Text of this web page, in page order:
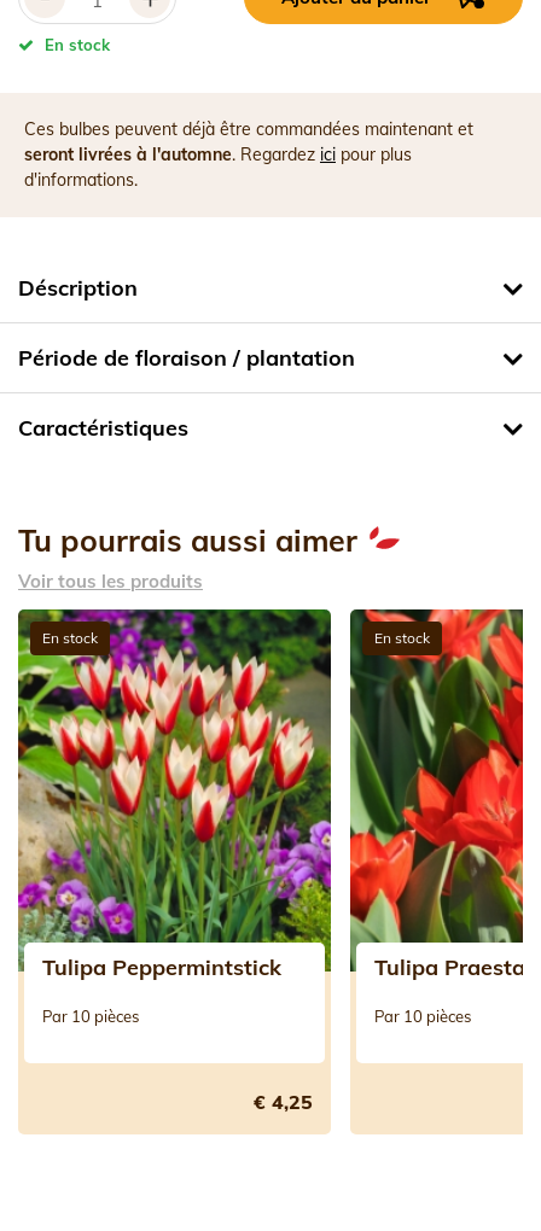
En stock
Ces bulbes peuvent déjà être commandées maintenant et
seront livrées à l'automne. Regardez ici pour plus
d'informations.
Déscription
Période de floraison / plantation
Caractéristiques
Tu pourrais aussi aimer
Voir tous les produits
En stock
Tulipa Peppermintstick
Par 10 pièces
€ 4,25
En stock
Tulipa
Par 10 pièces